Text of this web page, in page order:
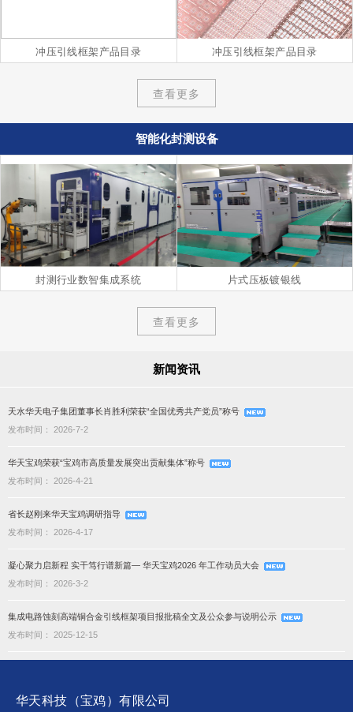
冲压引线框架产品目录 冲压引线框架产品目录
查看更多
智能化封测设备
封测行业数智集成系统 片式压板镀银线
查看更多
新闻资讯
天水华天电子集团董事长肖胜利荣获“全国优秀共产党员”称号
发布时间： 2026-7-2
华天宝鸡荣获“宝鸡市高质量发展突出贡献集体”称号
发布时间： 2026-4-21
省长赵刚来华天宝鸡调研指导
发布时间： 2026-4-17
凝心聚力启新程 实干笃行谱新篇— 华天宝鸡2026 年工作动员大会
发布时间： 2026-3-2
集成电路蚀刻高端铜合金引线框架项目报批稿全文及公众参与说明公示
发布时间： 2025-12-15
华天科技（宝鸡）有限公司